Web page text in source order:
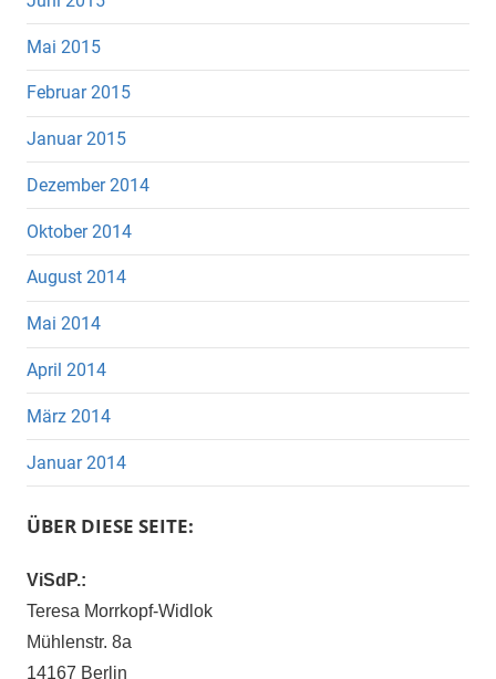
Mai 2015
Februar 2015
Januar 2015
Dezember 2014
Oktober 2014
August 2014
Mai 2014
April 2014
März 2014
Januar 2014
ÜBER DIESE SEITE:
ViSdP.:
Teresa Morrkopf-Widlok
Mühlenstr. 8a
14167 Berlin